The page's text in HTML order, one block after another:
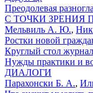
Преодолевая
С ТОЧКИ ЗРЕНИЯ
Мельвиль А. Ю.,
Ростки новой
Круглый стол
Нужды практики и
ДИАЛОГИ
Парахонски Б. А.,